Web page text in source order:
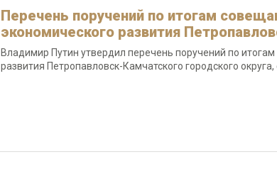
Перечень поручений по итогам
экономического развития
Владимир Путин утвердил перечень поручений по
развития Петропавловск-Камчатского городского